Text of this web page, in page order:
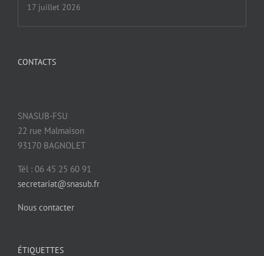
17 juillet 2026
CONTACTS
SNASUB-FSU
22 rue Malmaison
93170 BAGNOLET
Tél : 06 45 25 60 91
secretariat@snasub.fr
Nous contacter
ÉTIQUETTES